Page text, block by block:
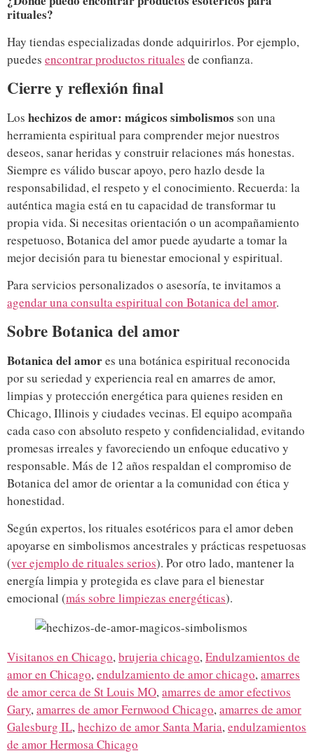
rituales?
Hay tiendas especializadas donde adquirirlos. Por ejemplo,
puedes encontrar productos rituales de confianza.
Cierre y reflexión final
Los hechizos de amor: mágicos simbolismos son una
herramienta espiritual para comprender mejor nuestros
deseos, sanar heridas y construir relaciones más honestas.
Siempre es válido buscar apoyo, pero hazlo desde la
responsabilidad, el respeto y el conocimiento. Recuerda: la
auténtica magia está en tu capacidad de transformar tu
propia vida. Si necesitas orientación o un acompañamiento
respetuoso, Botanica del amor puede ayudarte a tomar la
mejor decisión para tu bienestar emocional y espiritual.
Para servicios personalizados o asesoría, te invitamos a
agendar una consulta espiritual con Botanica del amor.
Sobre Botanica del amor
Botanica del amores una botánica espiritual reconocida
por su seriedad y experiencia real en amarres de amor,
limpias y protección energética para quienes residen en
Chicago, Illinois y ciudades vecinas. El equipo acompaña
cada caso con absoluto respeto y confidencialidad, evitando
promesas irreales y favoreciendo un enfoque educativo y
responsable. Más de 12 años respaldan el compromiso de
Botanica del amor de orientar a la comunidad con ética y
honestidad.
Según expertos, los rituales esotéricos para el amor deben
apoyarse en simbolismos ancestrales y prácticas respetuosas
(ver ejemplo de rituales serios). Por otro lado, mantener la
energía limpia y protegida es clave para el bienestar
emocional (más sobre limpiezas energéticas).
Visitanos en Chicago,brujeria chicago,Endulzamientos de
amor en Chicago,endulzamiento de amor chicago,amarres
de amor cerca de St Louis MO,amarres de amor efectivos
Gary,amarres de amor Fernwood Chicago,amarres de amor
Galesburg IL,hechizo de amor Santa Maria,endulzamientos
de amor Hermosa Chicago